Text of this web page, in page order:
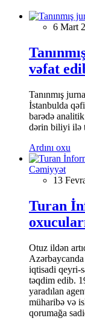
6 Mart
vəfat
Tanınmış
İstanbulda
barədə
dərin biliyi ilə
Ardını oxu
Cəmiyyət
13
Turan
Otuz ildən
iqtisadi qeyri-
təqdim edib.
yaradılan
müharibə və
qorumağa